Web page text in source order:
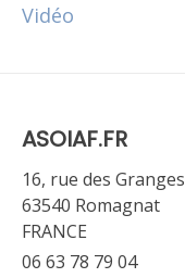
Vidéo
ASOIAF.FR
16, rue des Granges
63540 Romagnat
FRANCE
06 63 78 79 04